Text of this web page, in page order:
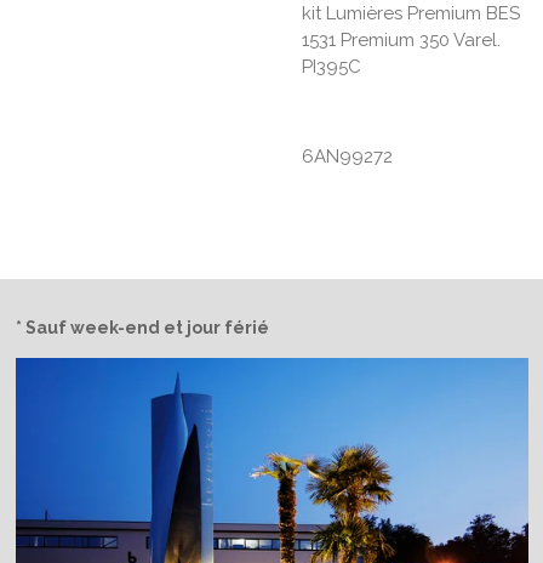
kit Lumières Premium BES
1531 Premium 350 Varel.
PI395C
6AN99272
* Sauf week-end et jour férié